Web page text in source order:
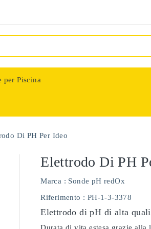
per Piscina
Di PH Per Ideo
Elettrodo Di PH
Marca : Sonde pH redOx
Riferimento : PH-1-3-3378
Elettrodo di pH di alta